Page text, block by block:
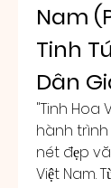
Nam
Tinh
Dân
"Tinh Hoa
hành
nét đẹp
Việt Nam.